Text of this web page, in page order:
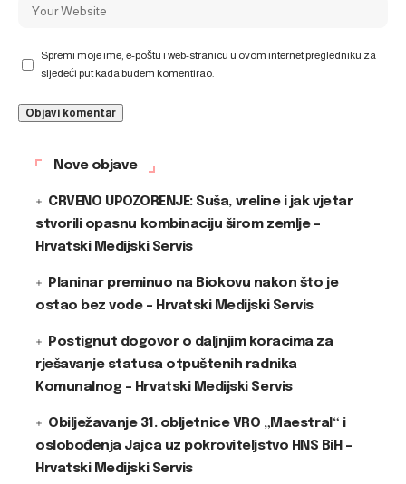
Spremi moje ime, e-poštu i web-stranicu u ovom internet pregledniku za
sljedeći put kada budem komentirao.
Nove objave
CRVENO UPOZORENJE: Suša, vreline i jak vjetar
stvorili opasnu kombinaciju širom zemlje –
Hrvatski Medijski Servis
Planinar preminuo na Biokovu nakon što je
ostao bez vode – Hrvatski Medijski Servis
Postignut dogovor o daljnjim koracima za
rješavanje statusa otpuštenih radnika
Komunalnog – Hrvatski Medijski Servis
Obilježavanje 31. obljetnice VRO „Maestral“ i
oslobođenja Jajca uz pokroviteljstvo HNS BiH –
Hrvatski Medijski Servis